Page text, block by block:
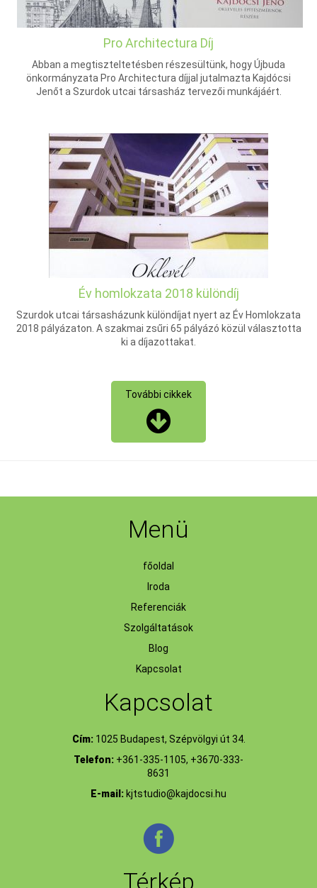
Pro Architectura Díj
Abban a megtiszteltetésben részesültünk, hogy Újbuda
önkormányzata Pro Architectura díjjal jutalmazta Kajdócsi
Jenőt a Szurdok utcai társasház tervezői munkájáért.
Év homlokzata 2018 különdíj
Szurdok utcai társasházunk különdíjat nyert az Év Homlokzata
2018 pályázaton. A szakmai zsűri 65 pályázó közül választotta
ki a díjazottakat.
További cikkek
Menü
főoldal
Iroda
Referenciák
Szolgáltatások
Blog
Kapcsolat
Kapcsolat
Cím:1025 Budapest, Szépvölgyi út 34.
Telefon: +361-335-1105, +3670-333-
8631
E-mail: kjtstudio@kajdocsi.hu
Térkép